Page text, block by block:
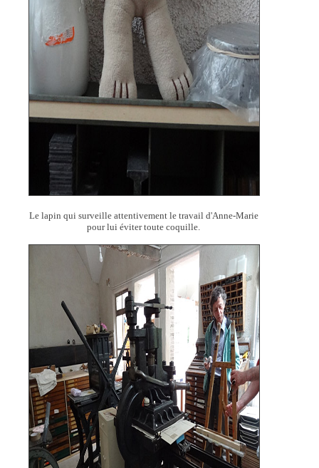
Le lapin qui surveille attentivement le travail d'Anne-Marie
pour lui éviter toute coquille.